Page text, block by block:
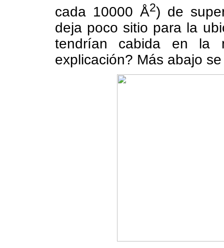
cada 10000 Å2) de
deja poco sitio para la
tendrían cabida en la
explicación? Más abajo